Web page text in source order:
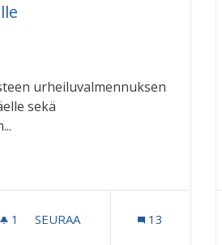
urheiluvalmennuksen
sekä
1 1 SEURAAJA
SEURAA
TOISEN ASTEEN
13